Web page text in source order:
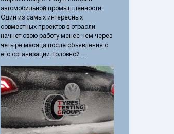
автомобильной промышленности.
Один из самых интересных
совместных проектов в отрасли
начнет свою работу менее чем через
четыре месяца после объявления о
его организации. Головной ...